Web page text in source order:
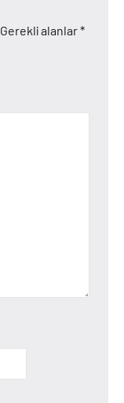
Gerekli alanlar*